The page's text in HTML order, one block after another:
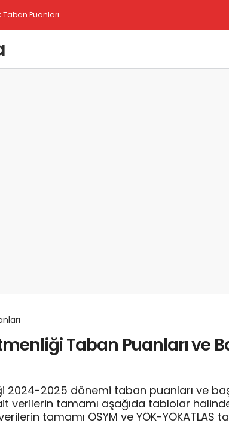
Taban Puanları
Taban Puanları ve
2024-2025 dönemi taban puanları ve
verilerin tamamı aşağıda tablolar
tamamı ÖSYM ve YÖK-YÖKATLAS